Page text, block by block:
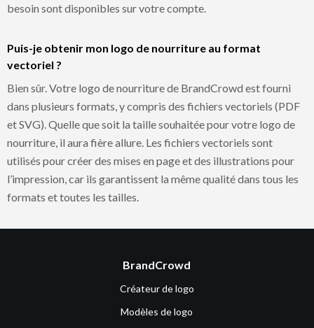
besoin sont disponibles sur votre compte.
Puis-je obtenir mon logo de nourriture au format
vectoriel ?
Bien sûr. Votre logo de nourriture de BrandCrowd est fourni
dans plusieurs formats, y compris des fichiers vectoriels (PDF
et SVG). Quelle que soit la taille souhaitée pour votre logo de
nourriture, il aura fière allure. Les fichiers vectoriels sont
utilisés pour créer des mises en page et des illustrations pour
l’impression, car ils garantissent la même qualité dans tous les
formats et toutes les tailles.
BrandCrowd
Créateur de logo
Modèles de logo